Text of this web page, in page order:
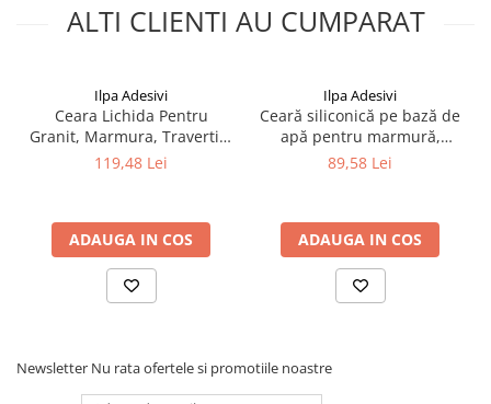
ALTI CLIENTI AU CUMPARAT
Ilpa Adesivi
Ceara Lichida Pentru
Granit, Marmura, Travertin,
Ardezie si Piatra Naturala –
119,48 Lei
ADAUGA IN COS
Ilpa Adesivi
Ceară siliconică pe bază de
apă pentru marmură,
granit și piatră naturală –
89,58 Lei
ADAUGA IN COS
Newsletter Nu rata ofertele si promotiile noastre